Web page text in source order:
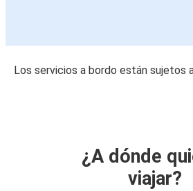
Los servicios a bordo están sujetos
¿A dónde
viajar?